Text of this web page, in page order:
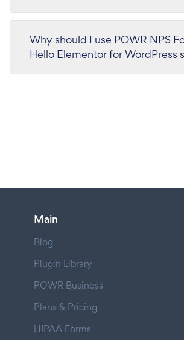
Why should I use POWR NPS
Hello Elementor for WordPress
Main
Blog
Plugin Library
POWR Business
Plans & Pricing
HIPAA Forms